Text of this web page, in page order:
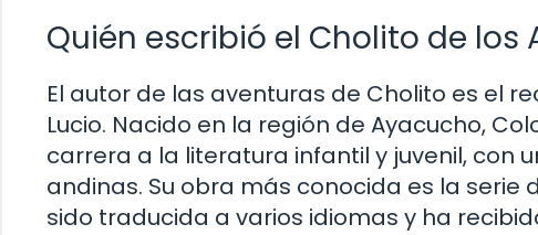
Quién escribió el Cholito de los
El autor de las aventuras de Cholito es el
Lucio. Nacido en la región de Ayacucho,
carrera a la literatura infantil y juvenil, con
andinas. Su obra más conocida es la
sido traducida a varios idiomas y ha